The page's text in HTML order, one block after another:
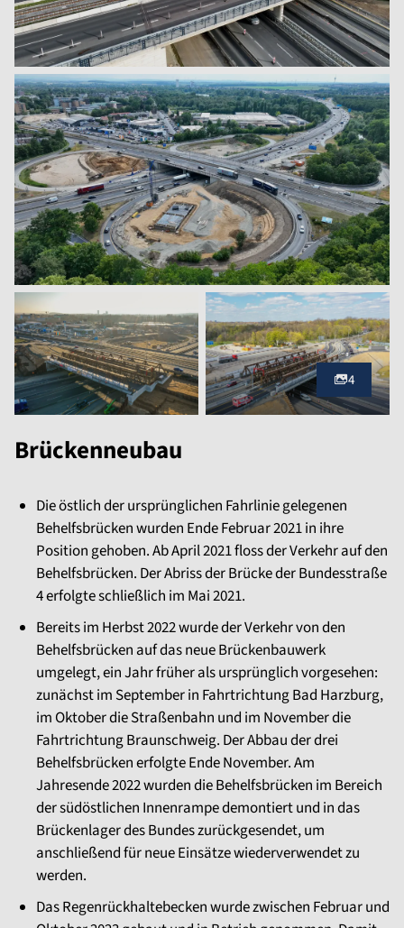
4
Brückenneubau
Die östlich der ursprünglichen Fahrlinie gelegenen
Behelfsbrücken wurden Ende Februar 2021 in ihre
Position gehoben. Ab April 2021 floss der Verkehr auf den
Behelfsbrücken. Der Abriss der Brücke der Bundesstraße
4 erfolgte schließlich im Mai 2021.
Bereits im Herbst 2022 wurde der Verkehr von den
Behelfsbrücken auf das neue Brückenbauwerk
umgelegt, ein Jahr früher als ursprünglich vorgesehen:
zunächst im September in Fahrtrichtung Bad Harzburg,
im Oktober die Straßenbahn und im November die
Fahrtrichtung Braunschweig. Der Abbau der drei
Behelfsbrücken erfolgte Ende November. Am
Jahresende 2022 wurden die Behelfsbrücken im Bereich
der südöstlichen Innenrampe demontiert und in das
Brückenlager des Bundes zurückgesendet, um
anschließend für neue Einsätze wiederverwendet zu
werden.
Das Regenrückhaltebecken wurde zwischen Februar und